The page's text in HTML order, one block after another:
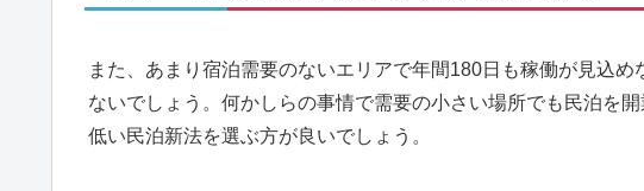
また、あまり宿泊需要のないエリアで年間180日も稼働が見込
ないでしょう。何かしらの事情で需要の小さい場所でも民泊を
低い民泊新法を選ぶ方が良いでしょう。